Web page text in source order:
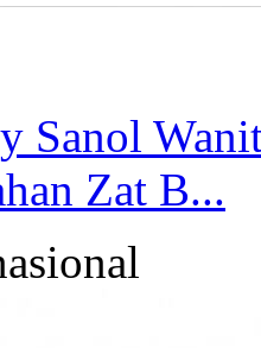
Sanol
Zat B...